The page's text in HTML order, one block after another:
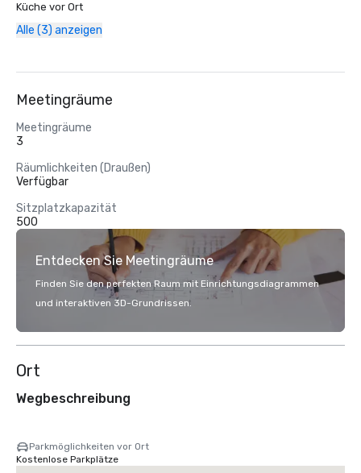
Küche vor Ort
Alle (3) anzeigen
Meetingräume
Meetingräume
3
Räumlichkeiten (Draußen)
Verfügbar
Sitzplatzkapazität
500
Entdecken Sie Meetingräume
Finden Sie den perfekten Raum mit Einrichtungsdiagrammen
und interaktiven 3D-Grundrissen.
Ort
Wegbeschreibung
Parkmöglichkeiten vor Ort
Kostenlose Parkplätze